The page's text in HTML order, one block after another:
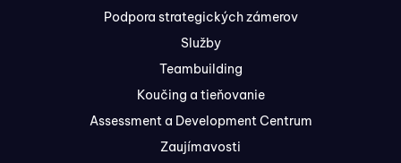
Podpora strategických zámerov
Služby
Teambuilding
Koučing a tieňovanie
Assessment a Development Centrum
Zaujímavosti